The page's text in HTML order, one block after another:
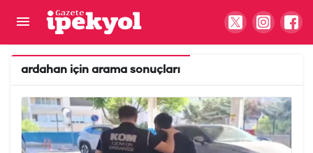
ardahan için arama sonuçları